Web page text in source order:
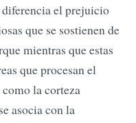
el prejuicio
que se sostienen de
mientras que estas
que procesan el
la corteza
asocia con la